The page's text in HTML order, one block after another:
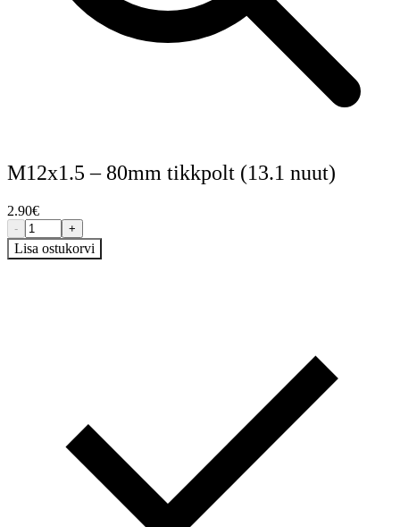
M12x1.5 – 80mm tikkpolt (13.1 nuut)
2.90€
- +
Lisa ostukorvi